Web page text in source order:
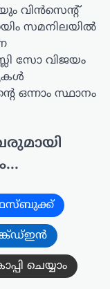
വിൻസെന്റ്
സമനിലയിൽ
സോ വിജയം
ഒന്നാം സ്ഥാനം
ചെയ്യാം